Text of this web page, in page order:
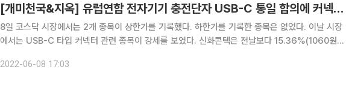
[개미천국&지옥] 유럽연합 전자기기 충전단자 USB-C 통일 합의에 커넥터 관련주 상승세
8일 코스닥 시장에서는 2개 종목이 상한가를 기록했다. 하한가를 기록한 종목은 없었다. 이날 시장
에서는 USB-C 타입 커넥터 관련 종목이 강세를 보였다. 신화콘텍은 전날보다 15.36%(1060원)
신화콘텍은 휴대폰, 태블릿, 노트북 등에 필
2022-06-08 17:03